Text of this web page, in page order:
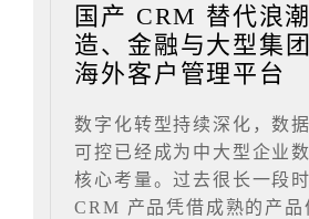
国产 CRM 替代浪
造、金融与大型集
海外客户管理平台
数字化转型持续深化，数
可控已经成为中大型企业
核心考量。过去很长一段
CRM 产品凭借成熟的产品